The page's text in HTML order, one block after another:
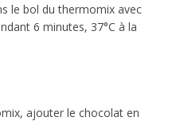
le bol du thermomix avec
6 minutes, 37°C à la
ajouter le chocolat en